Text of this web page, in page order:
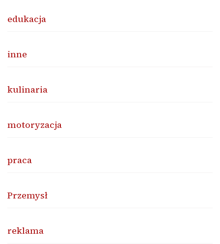
edukacja
inne
kulinaria
motoryzacja
praca
Przemysł
reklama